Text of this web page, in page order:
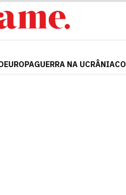
EUROPAGUERRA NA UCRÂNIA